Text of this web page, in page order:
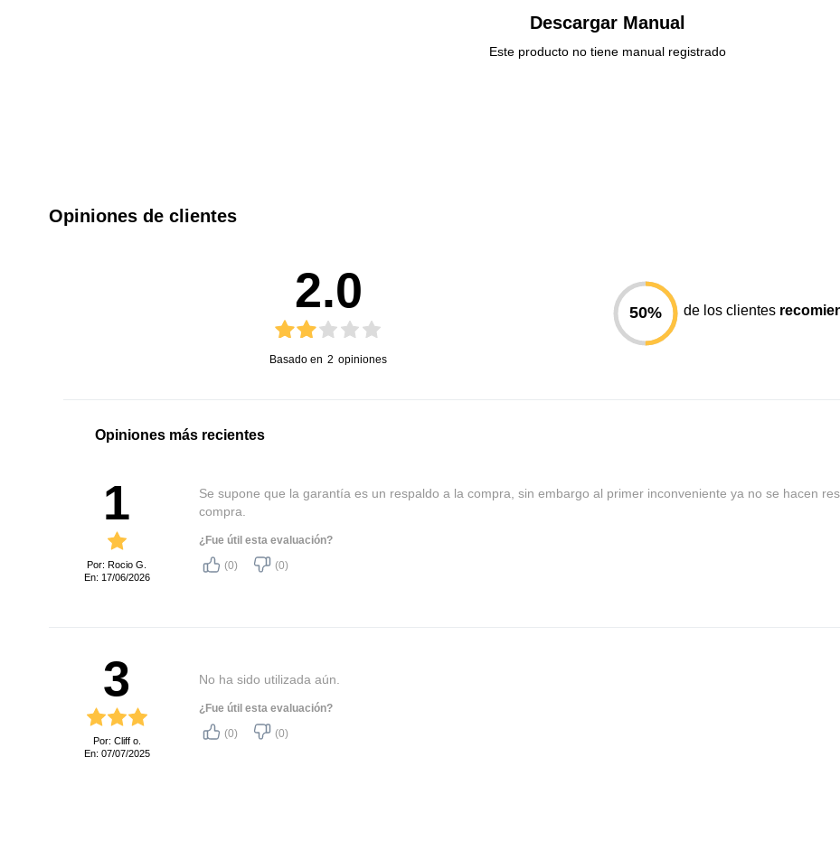
Descargar Manual
Este producto no tiene manual registrado
Opiniones de clientes
2.0
Basado en 2 opiniones
50% de los clientes
Opiniones más recientes
1
Por: Rocio G.
En: 17/06/2026
Se supone que la garantía es un respaldo a la compra, sin embargo al primer inconveniente ya no se hacen
compra.
¿Fue útil esta evaluación?
(0)
(0)
3
Por: Cliff o.
En: 07/07/2025
No ha sido utilizada aún.
¿Fue útil esta evaluación?
(0)
(0)